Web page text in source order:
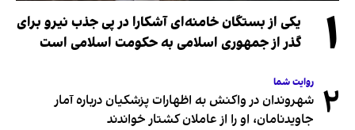
۱
یکی از بستگان خامنه‌ای آشکارا در پی جذب نیرو برای
گذر از جمهوری اسلامی به حکومت اسلامی است
۲ روایت شما
شهروندان در واکنش به اظهارات پزشکیان درباره آمار
جاویدنامان، او را از عاملان کشتار خواندند